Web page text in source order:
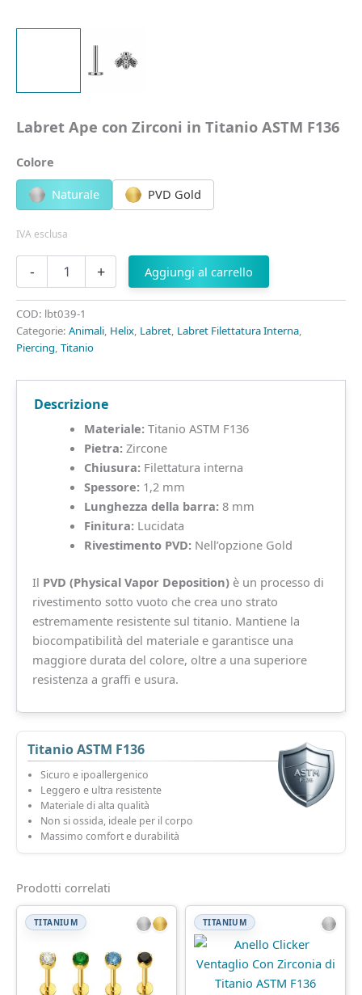
Labret Ape con Zirconi in Titanio ASTM F136
Colore
Naturale PVD Gold
IVA esclusa
-
Labret
Ape
Zirconi
in
Titanio
+ Aggiungi al carrello
COD: lbt039-1
Categorie: Animali, Helix, Labret, Labret Filettatura Interna,
Piercing, Titanio
Descrizione
Materiale:Titanio ASTM F136
Pietra:Zircone
Chiusura:Filettatura interna
Spessore:1,2 mm
Lunghezza della barra:8 mm
Finitura:Lucidata
Rivestimento PVD:Nell’opzione Gold
Il PVD (Physical Vapor Deposition)è un processo di
rivestimento sotto vuoto che crea uno strato
estremamente resistente sul titanio. Mantiene la
biocompatibilità del materiale e garantisce una
maggiore durata del colore, oltre a una superiore
resistenza a graffi e usura.
Titanio ASTM F136
Sicuro e ipoallergenico
Leggero e ultra resistente
Materiale di alta qualità
Non si ossida, ideale per il corpo
Massimo comfort e durabilità
Prodotti correlati
TITANIUM TITANIUM